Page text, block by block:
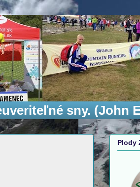
sny. (John
Plody